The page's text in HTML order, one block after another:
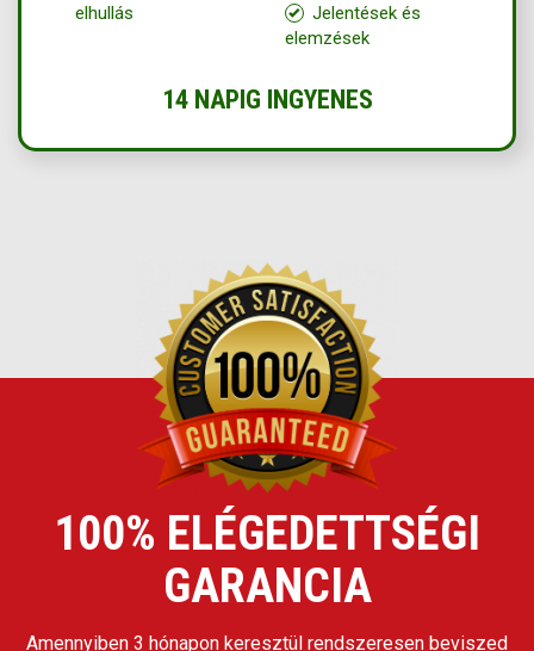
elhullás
Jelentések és
elemzések
14 NAPIG INGYENES
100% ELÉGEDETTSÉGI
GARANCIA
Amennyiben 3 hónapon keresztül rendszeresen beviszed